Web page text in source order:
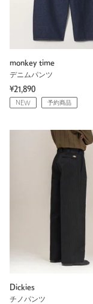
monkey time
デニムパンツ
¥21,890
NEW 予約商品
Dickies
チノパンツ